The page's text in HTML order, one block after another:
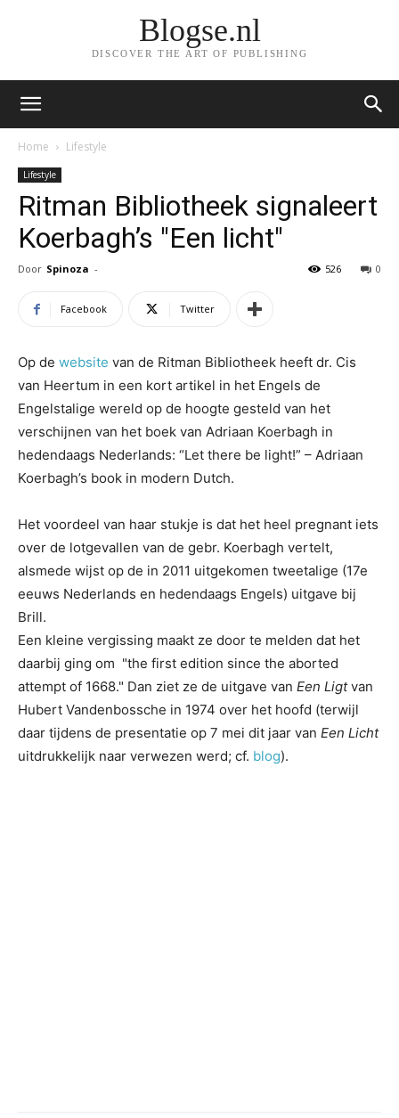
Blogse.nl
DISCOVER THE ART OF PUBLISHING
Home Lifestyle
Lifestyle
Ritman Bibliotheek signaleert
Koerbagh’s "Een licht"
Door Spinoza - 0
526
Facebook Twitter
Op de website van de Ritman Bibliotheek heeft dr. Cis
van Heertum in een kort artikel in het Engels de
Engelstalige wereld op de hoogte gesteld van het
verschijnen van het boek van Adriaan Koerbagh in
hedendaags Nederlands: “Let there be light!” – Adriaan
Koerbagh’s book in modern Dutch.
Het voordeel van haar stukje is dat het heel pregnant iets
over de lotgevallen van de gebr. Koerbagh vertelt,
alsmede wijst op de in 2011 uitgekomen tweetalige (17e
eeuws Nederlands en hedendaags Engels) uitgave bij
Brill.
Een kleine vergissing maakt ze door te melden dat het
daarbij ging om "the first edition since the aborted
attempt of 1668." Dan ziet ze de uitgave van Een Ligtvan
Hubert Vandenbossche in 1974 over het hoofd (terwijl
daar tijdens de presentatie op 7 mei dit jaar van Een Licht
uitdrukkelijk naar verwezen werd; cf. blog).